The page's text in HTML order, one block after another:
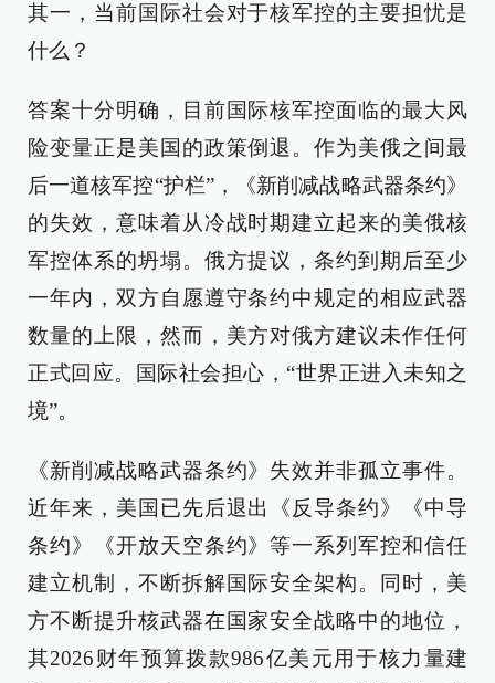
其一，当前国际社会对于核军控的主要担忧是
什么？
答案十分明确，目前国际核军控面临的最大风
险变量正是美国的政策倒退。作为美俄之间最
后一道核军控“护栏”，《新削减战略武器条约》
的失效，意味着从冷战时期建立起来的美俄核
军控体系的坍塌。俄方提议，条约到期后至少
一年内，双方自愿遵守条约中规定的相应武器
数量的上限，然而，美方对俄方建议未作任何
正式回应。国际社会担心，“世界正进入未知之
境”。
《新削减战略武器条约》失效并非孤立事件。
近年来，美国已先后退出《反导条约》《中导
条约》《开放天空条约》等一系列军控和信任
建立机制，不断拆解国际安全架构。同时，美
方不断提升核武器在国家安全战略中的地位，
其2026财年预算拨款986亿美元用于核力量建